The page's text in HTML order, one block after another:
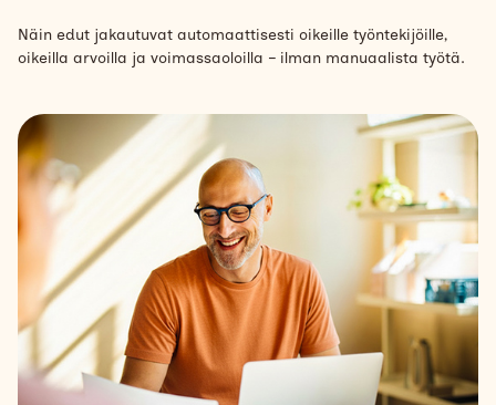
Näin edut jakautuvat automaattisesti oikeille työntekijöille,
oikeilla arvoilla ja voimassaoloilla – ilman manuaalista työtä.